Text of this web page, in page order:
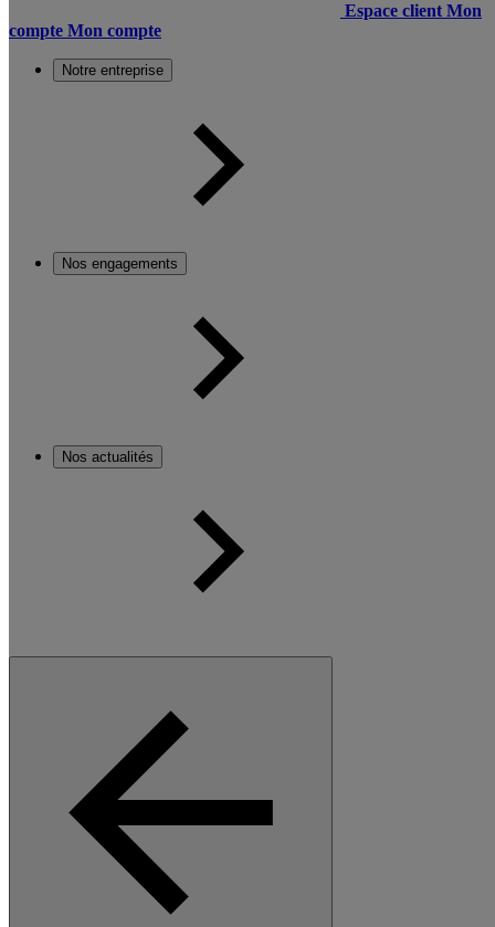
Espace client Mon
compte Mon compte
Notre entreprise
Nos engagements
Nos actualités